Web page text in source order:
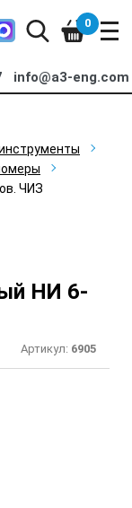
info@a3-eng.com
0
ЧИЗ
НИ 6-
Артикул: 6905